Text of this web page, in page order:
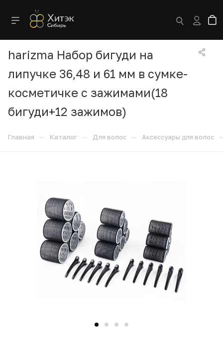
harizma Набор бигуди на
липучке 36,48 и 61 мм в сумке-
косметичке с зажимами(18
бигуди+12 зажимов)
Главная — Каталог — Для волос — Аксессуары для волос